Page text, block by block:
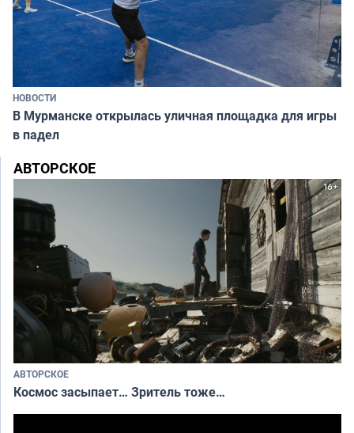
НОВОСТИ
В Мурманске открылась уличная площадка для игры
в падел
АВТОРСКОЕ
АВТОРСКОЕ
Космос засыпает… Зритель тоже…